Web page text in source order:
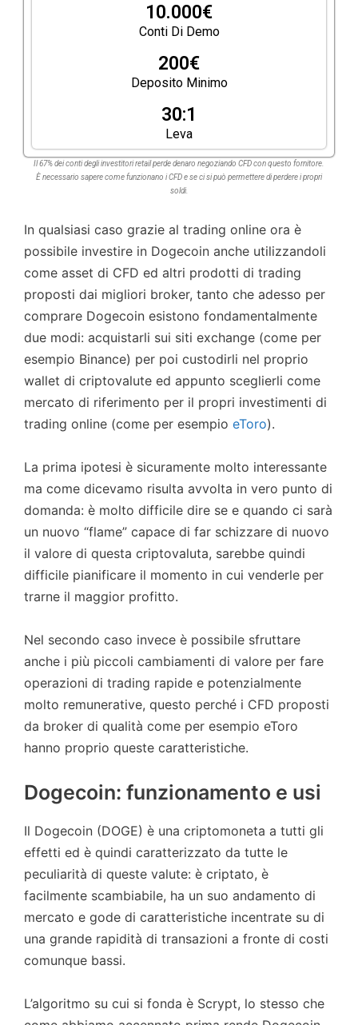
10.000€
Conti Di Demo
200€
Deposito Minimo
30:1
Leva
Il 67% dei conti degli investitori retail perde denaro negoziando CFD con questo fornitore.
È necessario sapere come funzionano i CFD e se ci si può permettere di perdere i propri
soldi.
In qualsiasi caso grazie al trading online ora è
possibile investire in Dogecoin anche utilizzandoli
come asset di CFD ed altri prodotti di trading
proposti dai migliori broker, tanto che adesso per
comprare Dogecoin esistono fondamentalmente
due modi: acquistarli sui siti exchange (come per
esempio Binance) per poi custodirli nel proprio
wallet di criptovalute ed appunto sceglierli come
mercato di riferimento per il propri investimenti di
trading online (come per esempio eToro).
La prima ipotesi è sicuramente molto interessante
ma come dicevamo risulta avvolta in vero punto di
domanda: è molto difficile dire se e quando ci sarà
un nuovo “flame” capace di far schizzare di nuovo
il valore di questa criptovaluta, sarebbe quindi
difficile pianificare il momento in cui venderle per
trarne il maggior profitto.
Nel secondo caso invece è possibile sfruttare
anche i più piccoli cambiamenti di valore per fare
operazioni di trading rapide e potenzialmente
molto remunerative, questo perché i CFD proposti
da broker di qualità come per esempio eToro
hanno proprio queste caratteristiche.
Dogecoin: funzionamento e usi
Il Dogecoin (DOGE) è una criptomoneta a tutti gli
effetti ed è quindi caratterizzato da tutte le
peculiarità di queste valute: è criptato, è
facilmente scambiabile, ha un suo andamento di
mercato e gode di caratteristiche incentrate su di
una grande rapidità di transazioni a fronte di costi
comunque bassi.
L’algoritmo su cui si fonda è Scrypt, lo stesso che